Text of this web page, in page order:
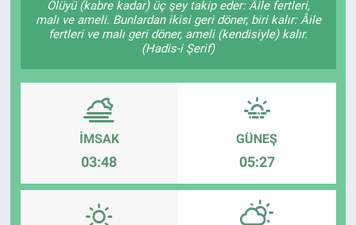
Ölüyü (kabre kadar) üç şey takip eder: Âile fertleri,
malı ve ameli. Bunlardan ikisi geri döner, biri kalır: Âile
fertleri ve malı geri döner, ameli (kendisiyle) kalır.
(Hadis-i Şerif)
İMSAK
03:48
GÜNEŞ
05:27
TEKNOLOJİ
Dünya
Bilim, Teknoloji